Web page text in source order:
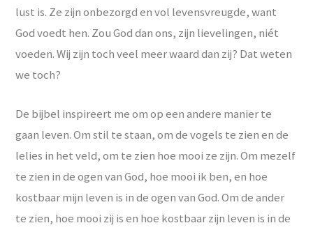
lust is. Ze zijn onbezorgd en vol levensvreugde, want
God voedt hen. Zou God dan ons, zijn lievelingen, niét
voeden. Wij zijn toch veel meer waard dan zij? Dat weten
we toch?
De bijbel inspireert me om op een andere manier te
gaan leven. Om stil te staan, om de vogels te zien en de
lelies in het veld, om te zien hoe mooi ze zijn. Om mezelf
te zien in de ogen van God, hoe mooi ik ben, en hoe
kostbaar mijn leven is in de ogen van God. Om de ander
te zien, hoe mooi zij is en hoe kostbaar zijn leven is in de